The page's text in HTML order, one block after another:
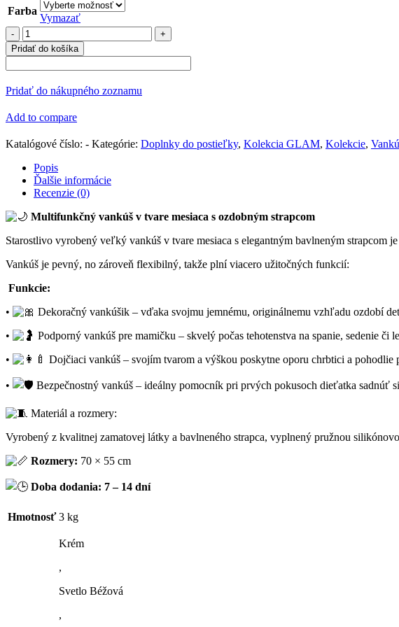
Farba
Vymazať
množstvo
Multifunkčný
vankúš
MESIAC
velúru
Pridať do košíka
Pridať do nákupného zoznamu
Add to compare
Katalógové číslo: - Kategórie: Doplnky do postieľky, Kolekcia GLAM, Kolekcie,
Popis
Ďalšie informácie
Recenzie (0)
Multifunkčný vankúš v tvare mesiaca s ozdobným strapcom
Starostlivo vyrobený veľký vankúš v tvare mesiaca s elegantným bavlneným strapcom
Vankúš je pevný, no zároveň flexibilný, takže plní viacero užitočných funkcií:
Funkcie:
•
Dekoračný vankúšik – vďaka svojmu jemnému, originálnemu vzhľadu ozdobí
•
Podporný vankúš pre mamičku – skvelý počas tehotenstva na spanie, sedenie či
•
Dojčiaci vankúš – svojím tvarom a výškou poskytne oporu chrbtici a pohodlie
• Bezpečnostný vankúš – ideálny pomocník pri prvých pokusoch dieťatka sadnúť
Materiál a rozmery:
Vyrobený z kvalitnej zamatovej látky a bavlneného strapca, vyplnený pružnou
Rozmery: 70 × 55 cm
Doba dodania: 7 – 14 dní
Hmotnosť 3 kg
Krém
,
Svetlo Béžová
,